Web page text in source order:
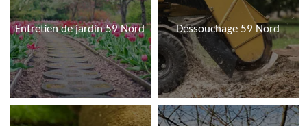
Entretien de jardin 59 Nord Dessouchage 59 Nord